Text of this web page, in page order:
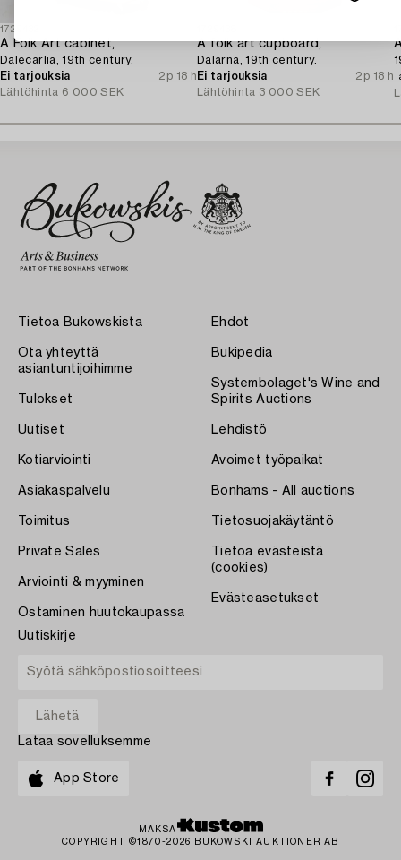
1729432
A Folk Art cabinet,
Dalecarlia, 19th century.
Ei tarjouksia
2p 18 h
Lähtöhinta 6 000 SEK
A folk art cupboard,
Dalarna, 19th century.
Ei tarjouksia
2p 18 h
Lähtöhinta 3 000 SEK
Tietoa Bukowskista
Ota yhteyttä
asiantuntijoihimme
Tulokset
Uutiset
Kotiarviointi
Asiakaspalvelu
Toimitus
Private Sales
Arviointi & myyminen
Ostaminen huutokaupassa
Ehdot
Bukipedia
Systembolaget's Wine and
Spirits Auctions
Lehdistö
Avoimet työpaikat
Bonhams - All auctions
Tietosuojakäytäntö
Tietoa evästeistä
(cookies)
Evästeasetukset
Uutiskirje
Lataa sovelluksemme
App Store
MAKSA
COPYRIGHT ©1870-2026 BUKOWSKI AUKTIONER AB